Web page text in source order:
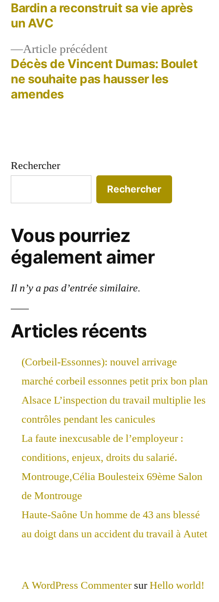
de
l’article
Article précédentArticle
précédent :
Décès de Vincent Dumas: Boulet
ne souhaite pas hausser les
amendes
Bardin a reconstruit sa vie après
un AVC
Rechercher
Rechercher
Vous pourriez
également aimer
Il n’y a pas d’entrée similaire.
Articles récents
(Corbeil-Essonnes): nouvel arrivage
marché corbeil essonnes petit prix bon plan
Alsace L’inspection du travail multiplie les
contrôles pendant les canicules
La faute inexcusable de l’employeur :
conditions, enjeux, droits du salarié.
Montrouge,Célia Boulesteix 69ème Salon
de Montrouge
Haute-Saône Un homme de 43 ans blessé
au doigt dans un accident du travail à Autet
A WordPress CommentersurHello world!